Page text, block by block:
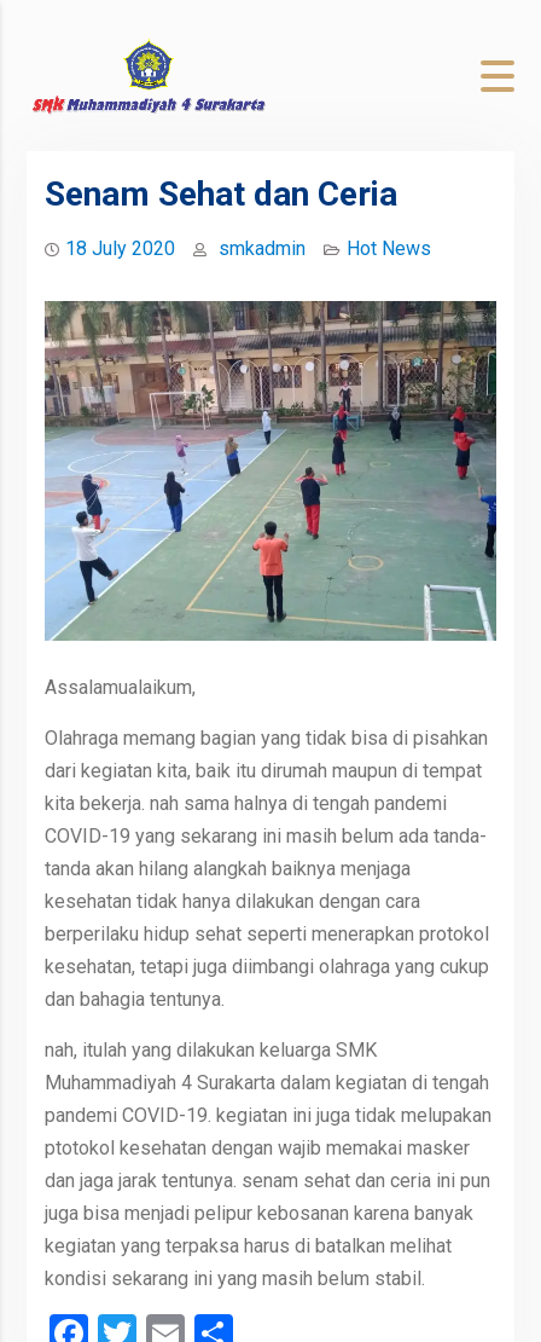
Senam Sehat dan Ceria
18 July 2020 smkadmin Hot News
Assalamualaikum,
Olahraga memang bagian yang tidak bisa di pisahkan
dari kegiatan kita, baik itu dirumah maupun di tempat
kita bekerja. nah sama halnya di tengah pandemi
COVID-19 yang sekarang ini masih belum ada tanda-
tanda akan hilang alangkah baiknya menjaga
kesehatan tidak hanya dilakukan dengan cara
berperilaku hidup sehat seperti menerapkan protokol
kesehatan, tetapi juga diimbangi olahraga yang cukup
dan bahagia tentunya.
nah, itulah yang dilakukan keluarga SMK
Muhammadiyah 4 Surakarta dalam kegiatan di tengah
pandemi COVID-19. kegiatan ini juga tidak melupakan
ptotokol kesehatan dengan wajib memakai masker
dan jaga jarak tentunya. senam sehat dan ceria ini pun
juga bisa menjadi pelipur kebosanan karena banyak
kegiatan yang terpaksa harus di batalkan melihat
kondisi sekarang ini yang masih belum stabil.